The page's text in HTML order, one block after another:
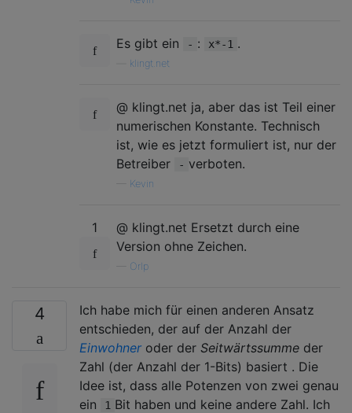
Es gibt ein - : x*-1 .
klingt.net
@ klingt.net ja, aber das ist Teil einer
numerischen Konstante. Technisch
ist, wie es jetzt formuliert ist, nur der
Betreiber
- verboten.
Kevin
1
@ klingt.net Ersetzt durch eine
Version ohne Zeichen.
Orlp
4
Ich habe mich für einen anderen Ansatz
entschieden, der auf der Anzahl der
Einwohneroder der Seitwärtssumme der
Zahl (der Anzahl der 1-Bits) basiert . Die
Idee ist, dass alle Potenzen von zwei genau
ein
1 Bit haben und keine andere Zahl. Ich